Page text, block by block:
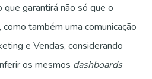
garantirá não só que o
também uma comunicação
e Vendas, considerando
os mesmos dashboards